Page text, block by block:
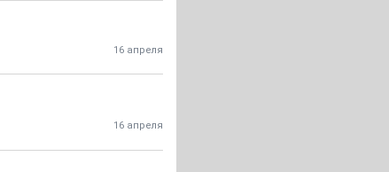
16 апреля
16 апреля